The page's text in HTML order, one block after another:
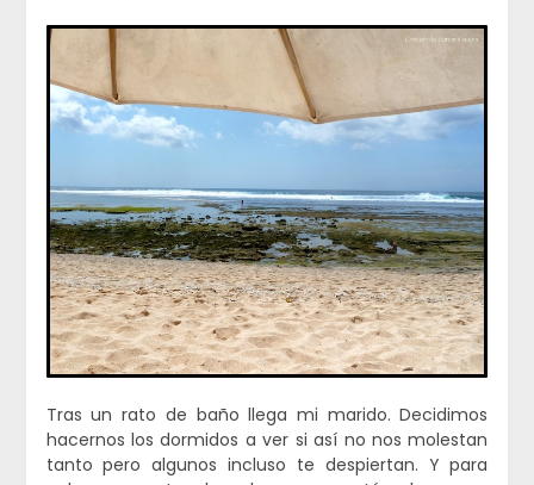
Tras un rato de baño llega mi marido. Decidimos
hacernos los dormidos a ver si así no nos molestan
tanto pero algunos incluso te despiertan. Y para